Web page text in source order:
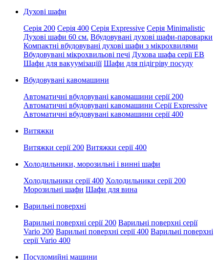
Духові шафи
Серія 200 Серія 400 Серія Expressive Серія Minimalistic
Духові шафи 60 см. Вбудовувані духові шафи-пароварки
Компактні вбудовувані духові шафи з мікрохвилями
Вбудовувані мікрохвильові печі Духова шафа серії EB
Шафи для вакуумізаціїї Шафи для підігріву посуду
Вбудовувані кавомашини
Автоматичні вбудовувані кавомашини серії 200
Автоматичні вбудовувані кавомашини Серії Expressive
Автоматичні вбудовувані кавомашини серії 400
Витяжки
Витяжки серії 200 Витяжки серії 400
Холодильники, морозильні і винні шафи
Холодильники серії 400 Холодильники серії 200
Морозильні шафи Шафи для вина
Варильні поверхні
Варильні поверхні серії 200 Варильні поверхні серії
Vario 200 Варильні поверхні серії 400 Варильні поверхні
серії Vario 400
Посудомийні машини